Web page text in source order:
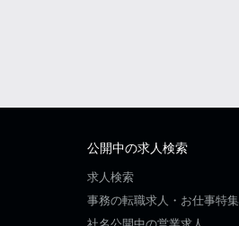
公開中の求人検索
求人検索
事務の転職求人・お仕事特集